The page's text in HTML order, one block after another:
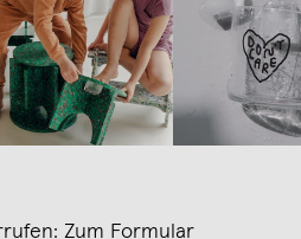
Zum Formular